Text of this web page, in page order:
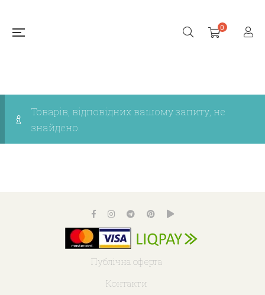
0
Товарів, відповідних вашому запиту, не
знайдено.
Публічна оферта
Контакти